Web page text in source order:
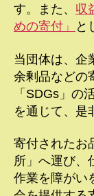
す。また、 収
めの寄付」
と
当団体は、企
余剰品などの
「SDGs」の
を通じて、是
寄付されたお
所」へ運び、
作業を障がい